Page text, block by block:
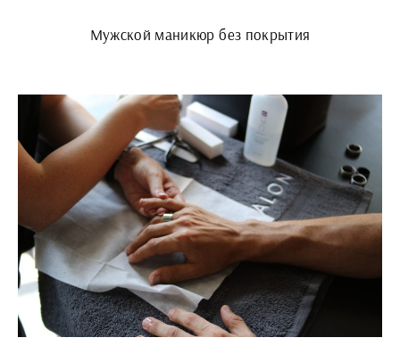
Мужской маникюр без покрытия